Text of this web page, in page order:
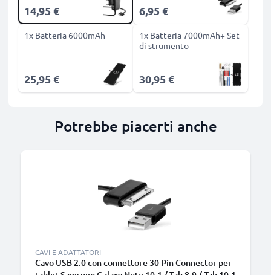
14,95 € 6,95 €
1x Batteria 6000mAh
25,95 €
1x Batteria 7000mAh+ Set
di strumento
30,95 €
Potrebbe piacerti anche
CAVI E ADATTATORI
Cavo USB 2.0 con connettore 30 Pin Connector per